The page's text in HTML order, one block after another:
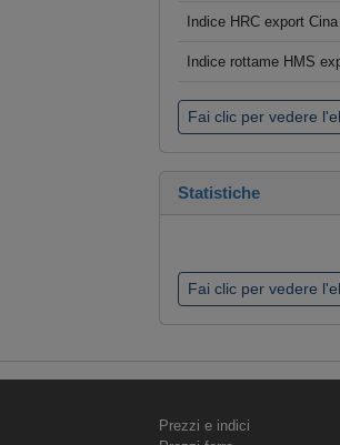
Indice HRC export Cina
Indice rottame HMS
Fai clic per vedere
Statistiche
Fai clic per vedere
Prezzi e indici